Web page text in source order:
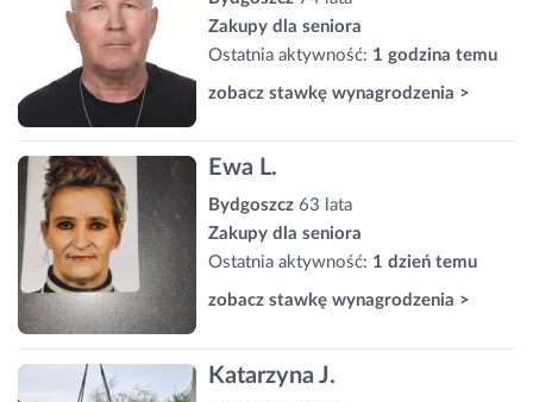
Zakupy dla seniora
Ostatnia aktywność: 1 godzina temu
zobacz stawkę wynagrodzenia >
Ewa L.
Bydgoszcz 63 lata
Zakupy dla seniora
Ostatnia aktywność: 1 dzień temu
zobacz stawkę wynagrodzenia >
Katarzyna J.